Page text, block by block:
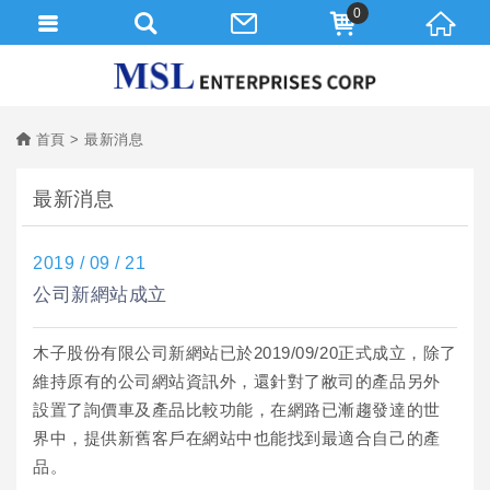
首頁 最新消息
最新消息
2019 / 09 / 21
公司新網站成立
木子股份有限公司新網站已於2019/09/20正式成立，除了
維持原有的公司網站資訊外，還針對了敝司的產品另外
設置了詢價車及產品比較功能，在網路已漸趨發達的世
界中，提供新舊客戶在網站中也能找到最適合自己的產
品。
0